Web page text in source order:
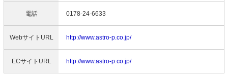
電話 0178-24-6633
WebサイトURL http://www.astro-p.co.jp/
ECサイトURL http://www.astro-p.co.jp/